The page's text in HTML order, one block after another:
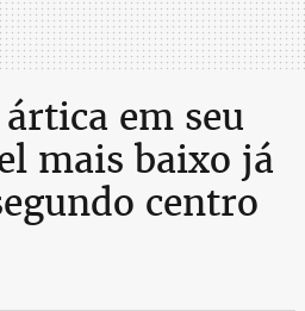
em seu
mais baixo já
centro